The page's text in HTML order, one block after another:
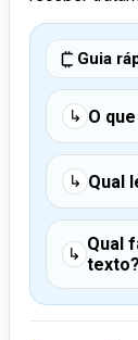
Guia
↳ O
↳ Qual
↳ Qual
texto?